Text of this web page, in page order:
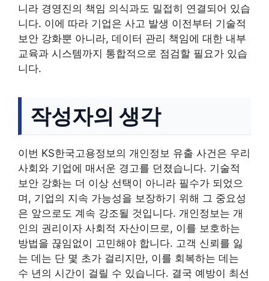
니라 경영진의 책임 의식과도 밀접히 연결되어 있습
니다. 이에 따라 기업은 사고 발생 이전부터 기술적
보안 강화뿐 아니라, 데이터 관리 책임에 대한 내부
교육과 시스템까지 통합적으로 점검할 필요가 있습
니다.
작성자의 생각
이번 KS한국고용정보의 개인정보 유출 사건은 우리
사회와 기업에 매서운 경고를 던졌습니다. 기술적
보안 강화는 더 이상 선택이 아니라 필수가 되었으
며, 기업의 지속 가능성을 보장하기 위해 그 중요성
은 앞으로도 계속 강조될 것입니다. 개인정보는 개
인의 권리이자 사회적 자산이므로, 이를 보호하는
방법을 끊임없이 고민해야 합니다. 고객 신뢰를 잃
는 데는 단 몇 초가 걸리지만, 이를 회복하는 데는
수 년의 시간이 걸릴 수 있습니다. 결국 예방이 최선